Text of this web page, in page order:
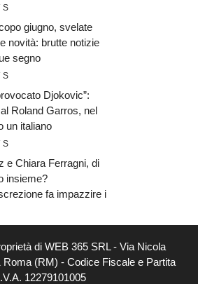
giugno, svelate
novità: brutte notizie
segno
Djokovic”:
Roland Garros, nel
un italiano
e Chiara Ferragni, di
insieme?
fa impazzire i
di WEB 365 SRL - Via Nicola
Roma (RM) - Codice Fiscale e Partita
12279101005